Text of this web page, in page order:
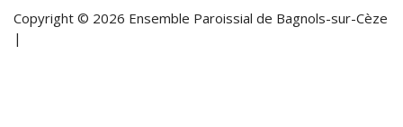
Copyright © 2026 Ensemble Paroissial de Bagnols-sur-Cèze
|